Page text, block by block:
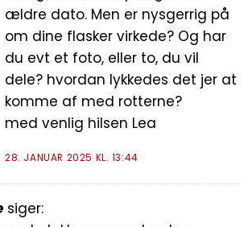
ældre dato. Men er nysgerrig på
om dine flasker virkede? Og har
du evt et foto, eller to, du vil
dele? hvordan lykkedes det jer at
komme af med rotterne?
med venlig hilsen Lea
28. JANUAR 2025 KL. 13:44
siger: